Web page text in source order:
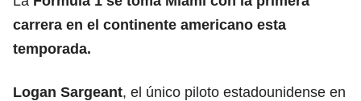
carrera en el continente americano esta
temporada.
Logan Sargeant, el único piloto estadounidense en